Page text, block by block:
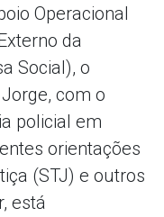
Operacional
da
Social), o
com o
policial em
orientações
(STJ) e outros
está